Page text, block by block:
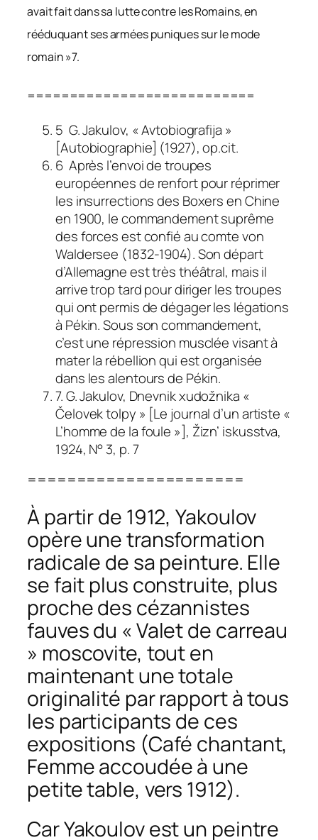
avait fait dans sa lutte contre les Romains, en
rééduquant ses armées puniques sur le mode
romain »7.
===========================
5 G. Jakulov, « Avtobiografija »
[Autobiographie] (1927), op.cit.
6 Après l’envoi de troupes
européennes de renfort pour réprimer
les insurrections des Boxers en Chine
en 1900, le commandement suprême
des forces est confié au comte von
Waldersee (1832-1904). Son départ
d’Allemagne est très théâtral, mais il
arrive trop tard pour diriger les troupes
qui ont permis de dégager les légations
à Pékin. Sous son commandement,
c’est une répression musclée visant à
mater la rébellion qui est organisée
dans les alentours de Pékin.
7. G. Jakulov, Dnevnik xudožnika «
Čelovek tolpy » [Le journal d’un artiste «
L’homme de la foule »], Žizn’ iskusstva,
1924, N° 3, p. 7
======================
À partir de 1912, Yakoulov
opère une transformation
radicale de sa peinture. Elle
se fait plus construite, plus
proche des cézannistes
fauves du « Valet de carreau
» moscovite, tout en
maintenant une totale
originalité par rapport à tous
les participants de ces
expositions (Café chantant,
Femme accoudée à une
petite table, vers 1912).
Car Yakoulov est un peintre